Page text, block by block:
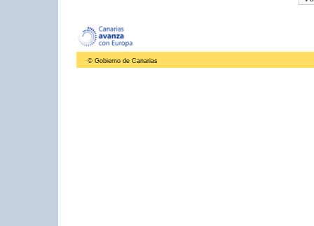
© Gobierno de Canarias